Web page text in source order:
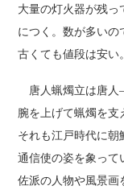
大量の灯火器が残
につく。数が多いの
古くても値段は安い。
唐人蝋燭立は唐
腕を上げて蝋燭を支
それも江戸時代に
通信使の姿を象っ
佐派の人物や風景画